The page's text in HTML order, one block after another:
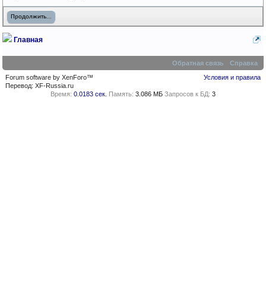
Продолжить...
Главная
Обратная связь
Справка
Условия и правила
Forum software by XenForo™
Перевод:XF-Russia.ru
Время: 0.0183 сек. Память: 3.086 МБ Запросов к БД: 3